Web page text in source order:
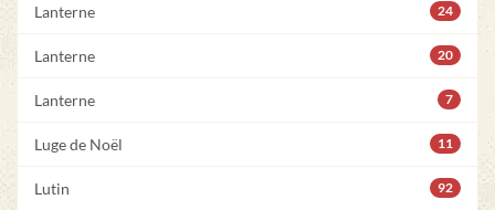
Lanterne 24
Lanterne 20
Lanterne 7
Luge de Noël 11
Lutin 92